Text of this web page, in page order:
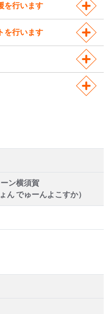
を行います
を行います
ン横須賀
ん でゅーんよこすか）